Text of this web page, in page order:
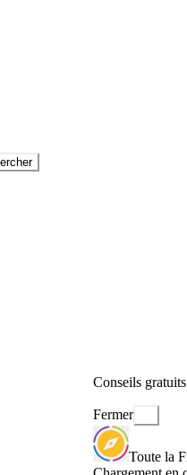
Conseils gratuits
Fermer
Toute la